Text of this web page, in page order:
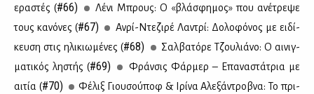
ερα­στές (#66)
Λέ­νι Μπρους: Ο «βλά­σφη­μος» που ανέ­τρε­ψε
τους κα­νό­νες (#67)
Αν­ρί-Ντε­ζι­ρέ Λα­ντρί: Δο­λο­φό­νος με ει­δί­
κευ­ση στις ηλι­κιω­μέ­νες (#68)
Σαλ­βα­τό­ρε Τζου­λιά­νο: Ο αι­νιγ­
μα­τι­κός λη­στής (#69)
Φράν­σις Φάρ­μερ – Επα­να­στά­τρια με
αι­τία (#70)
Φέ­λιξ Γιου­σού­ποφ & Ιρί­να Αλε­ξά­ντροβ­να: Το πρι­